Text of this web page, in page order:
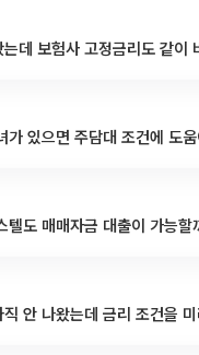
데 보험사 고정금리도 같이
가 있으면 주담대 조건에 도
텔도 매매자금 대출이 가능할
안 나왔는데 금리 조건을